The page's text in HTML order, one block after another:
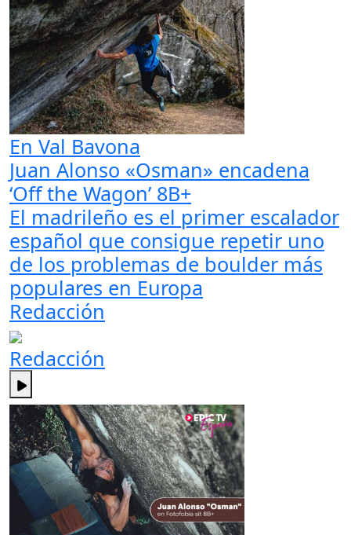
En Val Bavona
Juan Alonso «Osman» encadena
‘Off the Wagon’ 8B+
El madrileño es el primer escalador
español que consigue repetir uno
de los problemas de boulder más
populares en Europa
Redacción
Redacción